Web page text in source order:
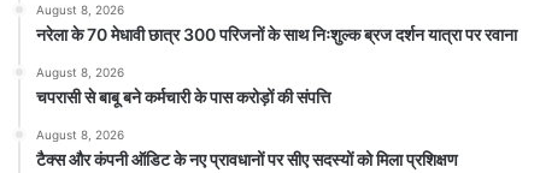
August 8, 2026
नरेला के 70 मेधावी छात्र 300 परिजनों के साथ निःशुल्क ब्रज दर्शन यात्रा पर रवाना
August 8, 2026
चपरासी से बाबू बने कर्मचारी के पास करोड़ों की संपत्ति
August 8, 2026
टैक्स और कंपनी ऑडिट के नए प्रावधानों पर सीए सदस्यों को मिला प्रशिक्षण